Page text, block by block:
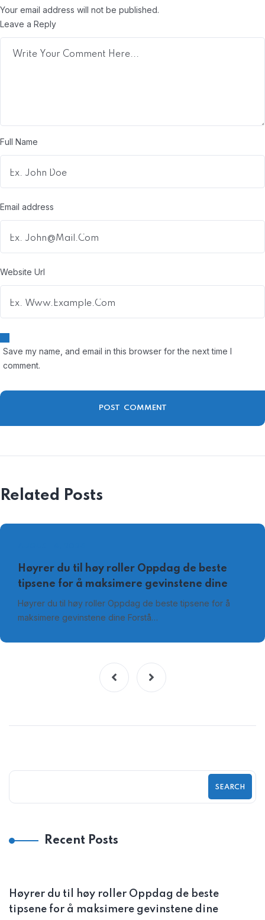
Your email address will not be published.
Leave a Reply
Full Name
Email address
Website Url
Save my name, and email in this browser for the next time I
comment.
Related Posts
Høyrer du til høy roller Oppdag de beste
tipsene for å maksimere gevinstene dine
Høyrer du til høy roller Oppdag de beste tipsene for å
maksimere gevinstene dine Forstå…
SEARCH
Recent Posts
Høyrer du til høy roller Oppdag de beste
tipsene for å maksimere gevinstene dine